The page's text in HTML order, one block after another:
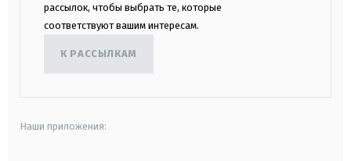
рассылок, чтобы выбрать те, которые
соответствуют вашим интересам.
К РАССЫЛКАМ
Наши приложения: